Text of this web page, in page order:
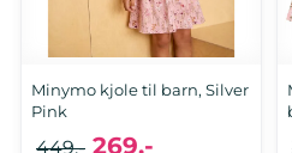
Minymo kjole til barn, Silver
Pink
269,-
449,-